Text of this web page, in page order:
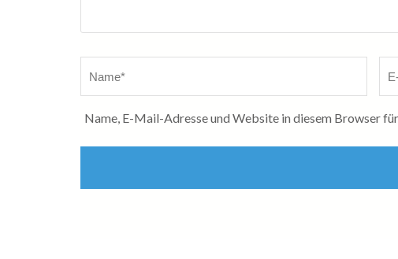
Name, E-Mail-Adresse und Website in diesem Browser